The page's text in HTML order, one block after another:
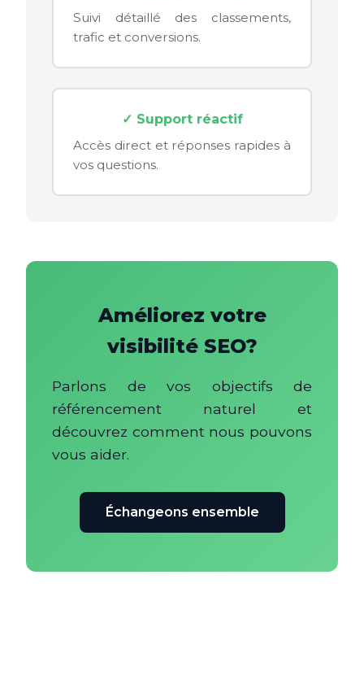
Suivi détaillé des classements,
trafic et conversions.
✓ Support réactif
Accès direct et réponses rapides à
vos questions.
Améliorez votre
visibilité SEO?
Parlons de vos objectifs de
référencement naturel et
découvrez comment nous pouvons
vous aider.
Échangeons ensemble